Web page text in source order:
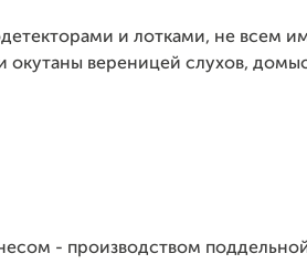
и лотками, не всем им
окутаны вереницей слухов,
- производством